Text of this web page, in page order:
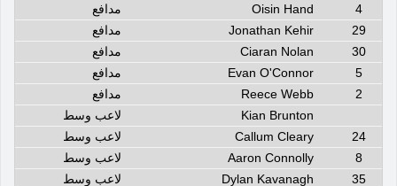
4
Oisin Hand
مدافع
29
Jonathan Kehir
مدافع
30
Ciaran Nolan
مدافع
5
Evan O'Connor
مدافع
2
Reece Webb
مدافع
Kian Brunton
لاعب وسط
24
Callum Cleary
لاعب وسط
8
Aaron Connolly
لاعب وسط
35
Dylan Kavanagh
لاعب وسط